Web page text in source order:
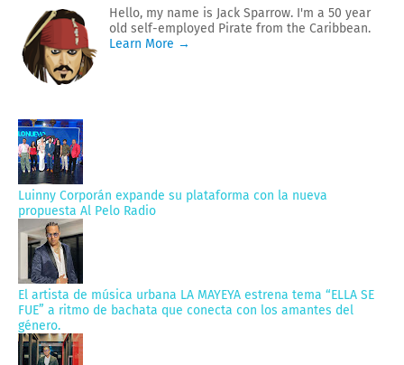
Hello, my name is Jack Sparrow. I'm a 50 year
old self-employed Pirate from the Caribbean.
Learn More →
Luinny Corporán expande su plataforma con la nueva
propuesta Al Pelo Radio
El artista de música urbana LA MAYEYA estrena tema “ELLA SE
FUE” a ritmo de bachata que conecta con los amantes del
género.